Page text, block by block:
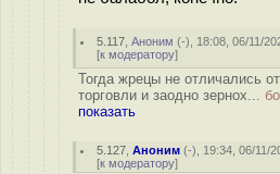
5.117 ,Аноним (-), 18:08, 06/11/
[к модератору]
Тогда жрецы не отличались
торговли и заодно зернох...
показать
5.127 ,Аноним (-), 19:34, 06/11/
[к модератору]